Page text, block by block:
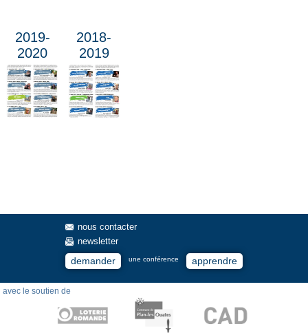
2019-
2020
2018-
2019
nous contacter
newsletter
demander une conférence apprendre
avec le soutien de